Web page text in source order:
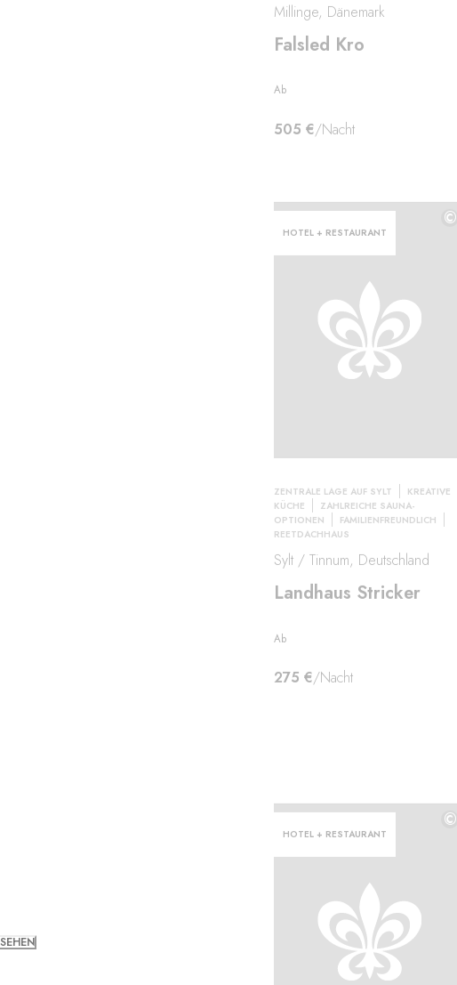
Millinge, Dänemark
Falsled Kro
Ab
505 €/Nacht
HOTEL + RESTAURANT
©
ZENTRALE LAGE AUF SYLT
KREATIVE
KÜCHE
ZAHLREICHE SAUNA-
OPTIONEN
FAMILIENFREUNDLICH
REETDACHHAUS
Sylt / Tinnum, Deutschland
Landhaus Stricker
Ab
275 €/Nacht
HOTEL + RESTAURANT
©